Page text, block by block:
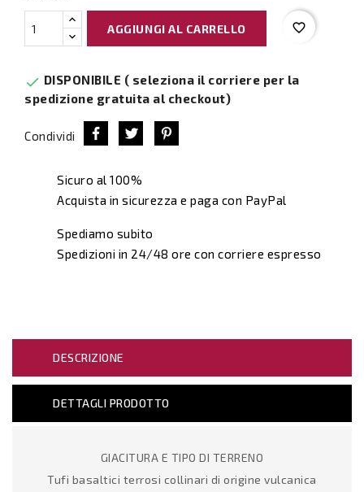
AGGIUNGI AL CARRELLO favorite_border
 DISPONIBILE ( seleziona il corriere per la
spedizione gratuita al checkout)
Condividi
Sicuro al 100%
Acquista in sicurezza e paga con PayPal
Spediamo subito
Spedizioni in 24/48 ore con corriere espresso
DESCRIZIONE
DETTAGLI PRODOTTO
GIACITURA E TIPO DI TERRENO
Tufi basaltici terrosi collinari di origine vulcanica